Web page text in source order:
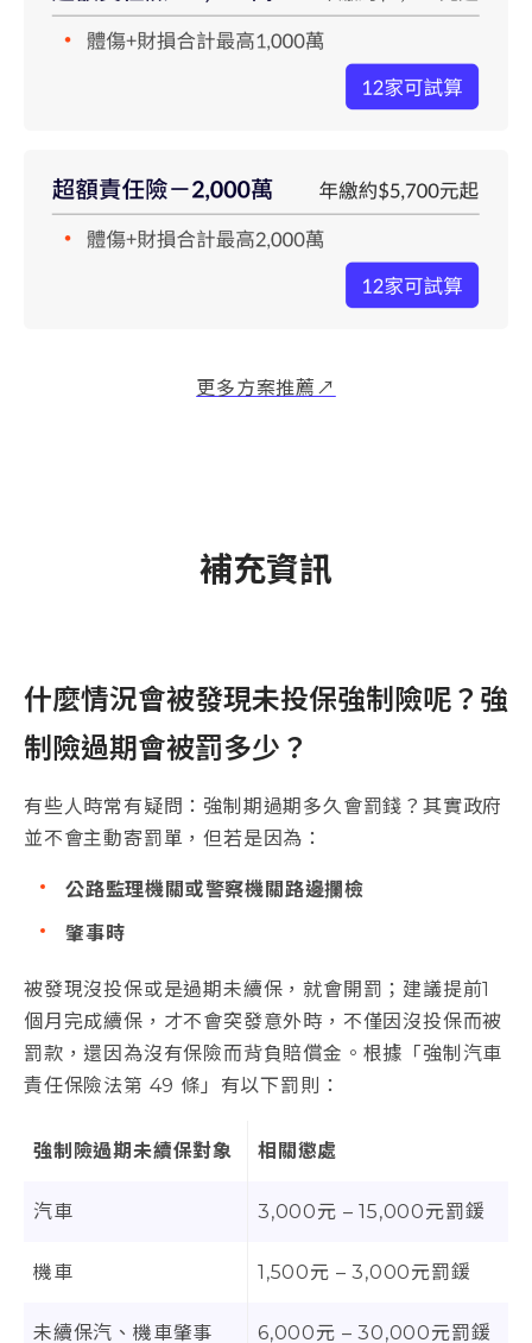
更多方案推薦↗
補充資訊
什麼情況會被發現未投保強制險呢？強
制險過期會被罰多少？
有些人時常有疑問：強制期過期多久會罰錢？其實政府
並不會主動寄罰單，但若是因為：
公路監理機關或警察機關路邊攔檢
肇事時
被發現沒投保或是過期未續保，就會開罰；建議提前1
個月完成續保，才不會突發意外時，不僅因沒投保而被
罰款，還因為沒有保險而背負賠償金。根據「強制汽車
責任保險法第 49 條」有以下罰則：
強制險過期未續保對象 相關懲處
汽車 3,000元 – 15,000元罰鍰
機車 1,500元 – 3,000元罰鍰
未續保汽、機車肇事 6,000元 – 30,000元罰鍰